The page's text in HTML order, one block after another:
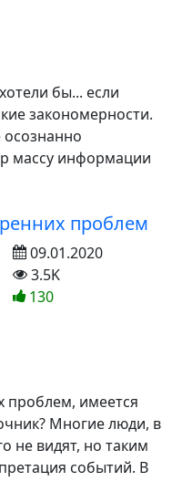
бы... если
закономерности.
массу информации
проблем
проблем, имеется
Многие люди, в
не видят, но таким
событий. В
09.01.2020
3.5K
130